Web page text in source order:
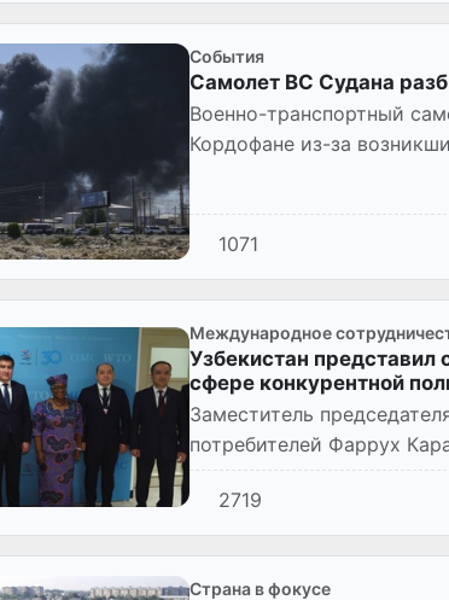
Cобытия
Самолет ВС Судана
Военно-транспортный
Кордофане из-за
1071
Международное
Узбекистан представил
сфере конкурентной
Заместитель
потребителей Фаррух
квартире Всемирной
2719
Страна в фокусе